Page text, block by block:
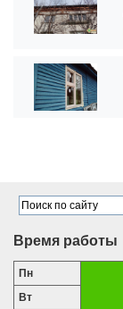
Время работы
Пн
Вт